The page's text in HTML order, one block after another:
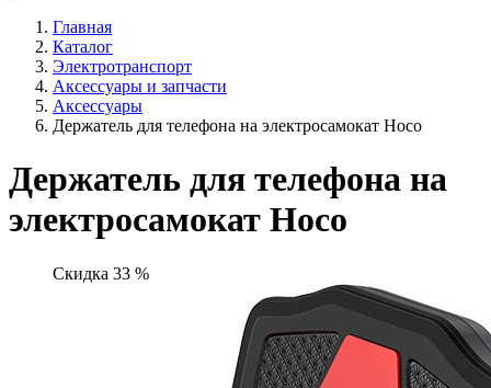
Главная
Каталог
Электротранспорт
Аксессуары и запчасти
Аксессуары
Держатель для телефона на электросамокат Hoco
Держатель для телефона на
электросамокат Hoco
Скидка 33 %